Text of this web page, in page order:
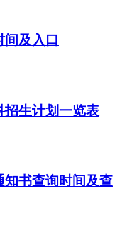
及入口
招生计划一览表
知书查询时间及查